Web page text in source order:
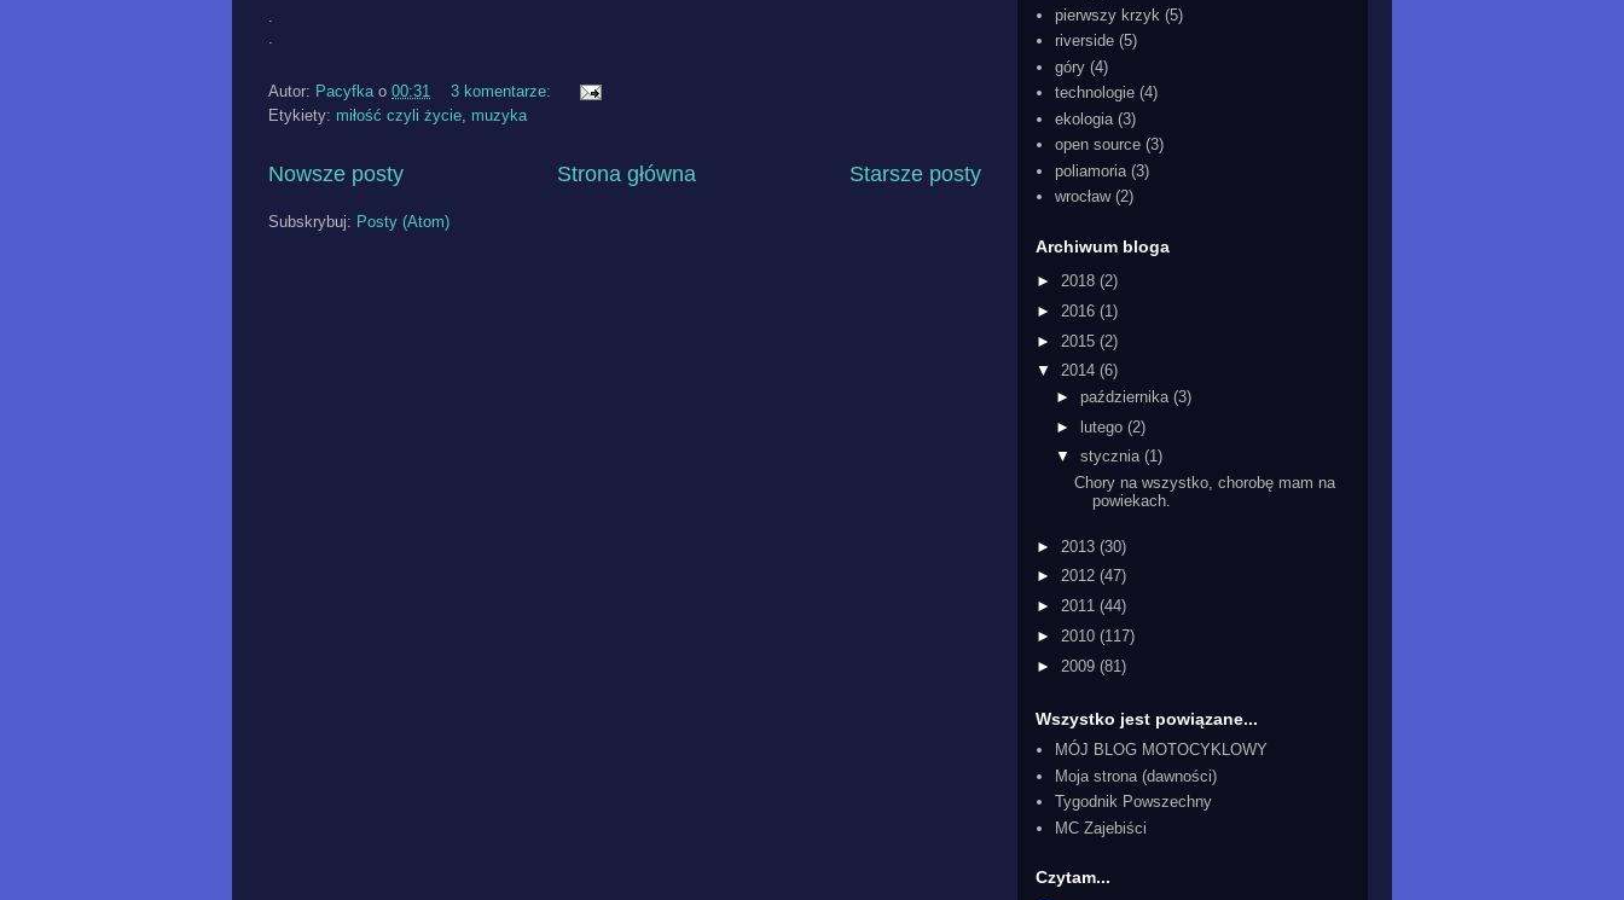
.
.
Autor: Pacyfka o 00:31
3 komentarze:
Etykiety: miłość czyli życie muzyka
Nowsze posty Starsze posty
Strona główna
Subskrybuj: Posty (Atom)
pierwszy krzyk (5)
riverside (5)
góry (4)
technologie (4)
ekologia (3)
open source (3)
poliamoria (3)
wrocław (2)
Archiwum bloga
► 2018 (2)
► 2016 (1)
► 2015 (2)
▼ 2014 (6)
► października (3)
► lutego (2)
▼ stycznia (1)
Chory na wszystko, chorobę mam na
powiekach.
► 2013 (30)
► 2012 (47)
► 2011 (44)
► 2010 (117)
► 2009 (81)
Wszystko jest powiązane...
MÓJ BLOG MOTOCYKLOWY
Moja strona (dawności)
Tygodnik Powszechny
MC Zajebiści
Czytam...